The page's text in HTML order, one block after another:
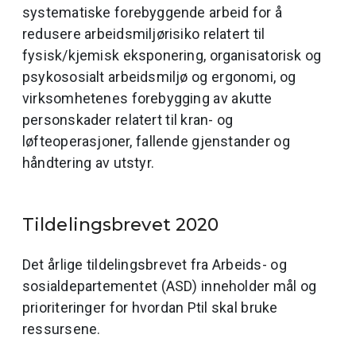
systematiske forebyggende arbeid for å
redusere arbeidsmiljørisiko relatert til
fysisk/kjemisk eksponering, organisatorisk og
psykososialt arbeidsmiljø og ergonomi, og
virksomhetenes forebygging av akutte
personskader relatert til kran- og
løfteoperasjoner, fallende gjenstander og
håndtering av utstyr.
Tildelingsbrevet 2020
Det årlige tildelingsbrevet fra Arbeids- og
sosialdepartementet (ASD) inneholder mål og
prioriteringer for hvordan Ptil skal bruke
ressursene.